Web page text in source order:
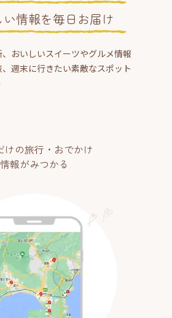
い情報を毎日お届け
おいしいスイーツやグルメ情報
週末に行きたい素敵なスポット
けの旅行・おでかけ
情報がみつかる